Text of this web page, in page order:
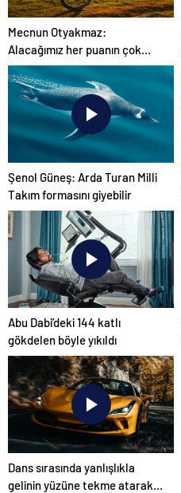
Mecnun Otyakmaz:
Alacağımız her puanın çok
önemi var
Şenol Güneş: Arda Turan Milli
Takım formasını giyebilir
Abu Dabi’deki 144 katlı
gökdelen böyle yıkıldı
Dans sırasında yanlışlıkla
gelinin yüzüne tekme atarak